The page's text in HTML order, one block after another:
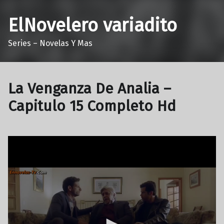
ElNovelero variadito
Series – Novelas Y Mas
La Venganza De Analia –
Capitulo 15 Completo Hd